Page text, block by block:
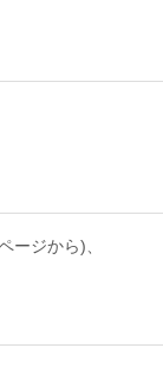
ージから)、